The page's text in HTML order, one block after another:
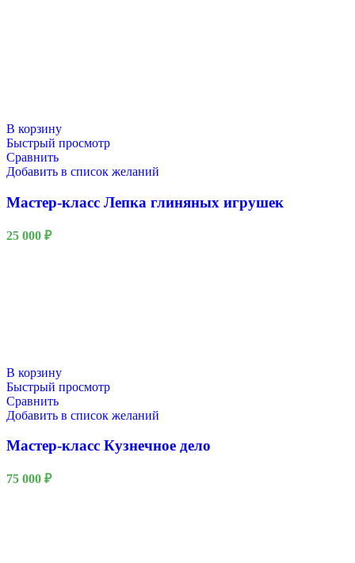
В корзину
Быстрый просмотр
Сравнить
Добавить в список желаний
Мастер-класс Лепка глиняных игрушек
25 000 ₽
В корзину
Быстрый просмотр
Сравнить
Добавить в список желаний
Мастер-класс Кузнечное дело
75 000 ₽